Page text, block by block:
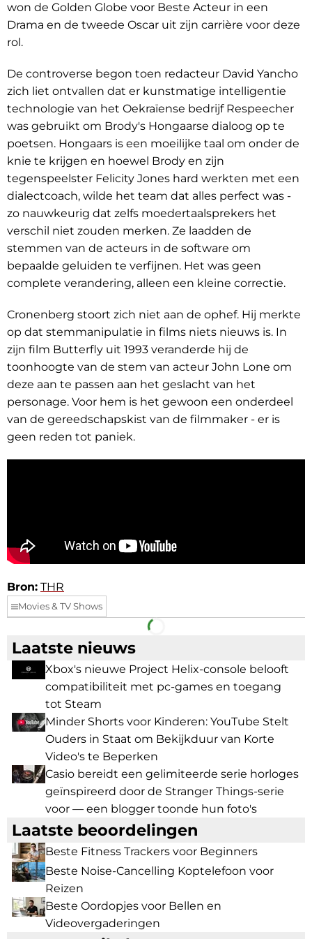
won de Golden Globe voor Beste Acteur in een
Drama en de tweede Oscar uit zijn carrière voor deze
rol.
De controverse begon toen redacteur David Yancho
zich liet ontvallen dat er kunstmatige intelligentie
technologie van het Oekraïense bedrijf Respeecher
was gebruikt om Brody's Hongaarse dialoog op te
poetsen. Hongaars is een moeilijke taal om onder de
knie te krijgen en hoewel Brody en zijn
tegenspeelster Felicity Jones hard werkten met een
dialectcoach, wilde het team dat alles perfect was -
zo nauwkeurig dat zelfs moedertaalsprekers het
verschil niet zouden merken. Ze laadden de
stemmen van de acteurs in de software om
bepaalde geluiden te verfijnen. Het was geen
complete verandering, alleen een kleine correctie.
Cronenberg stoort zich niet aan de ophef. Hij merkte
op dat stemmanipulatie in films niets nieuws is. In
zijn film Butterfly uit 1993 veranderde hij de
toonhoogte van de stem van acteur John Lone om
deze aan te passen aan het geslacht van het
personage. Voor hem is het gewoon een onderdeel
van de gereedschapskist van de filmmaker - er is
geen reden tot paniek.
Bron: THR
Movies & TV Shows
Facebook Telegram
Laatste nieuws
Xbox's nieuwe Project Helix-console belooft
compatibiliteit met pc-games en toegang
tot Steam
Minder Shorts voor Kinderen: YouTube Stelt
Ouders in Staat om Bekijkduur van Korte
Video's te Beperken
Casio bereidt een gelimiteerde serie horloges
geïnspireerd door de Stranger Things-serie
voor — een blogger toonde hun foto's
Laatste beoordelingen
Beste Fitness Trackers voor Beginners
Beste Noise-Cancelling Koptelefoon voor
Reizen
Beste Oordopjes voor Bellen en
Videovergaderingen